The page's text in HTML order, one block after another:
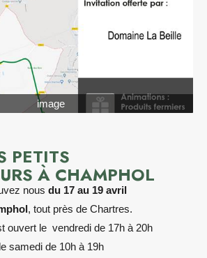
image
PETITS
À CHAMPHOL
nous du 17 au 19 avril
, tout près de Chartres.
ouvert le vendredi de 17h à 20h
le samedi de 10h à 19h